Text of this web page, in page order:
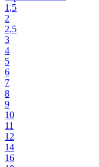
1,5
2
2,5
3
4
5
6
7
8
9
10
11
12
14
16